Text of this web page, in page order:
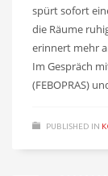
spürt sofort
die Räume
erinnert mehr
Im Gespräch
(FEBOPRAS)
PUBLISHED IN